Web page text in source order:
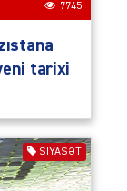
7745
tarixi
SIYASƏT